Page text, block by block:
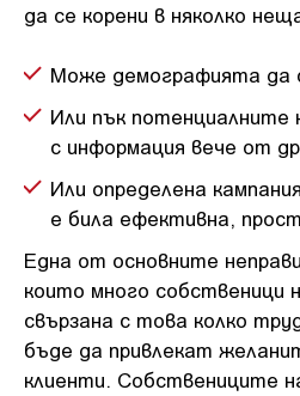
да се корени в няколко
Може демографията да
Или пък потенциалните
с информация вече от
Или определена
е била ефективна,
Една от основните
които много собственици
свързана с това колко
бъде да привлекат
клиенти. Собствениците